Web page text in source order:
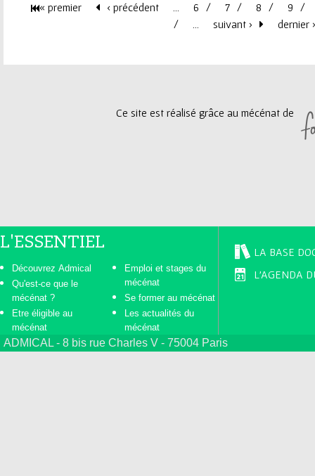
« premier ‹ précédent 6 7 8
9
suivant › dernier
Ce site est réalisé grâce au mécénat de
L'ESSENTIEL
Découvrez Admical
Qu'est-ce que le
mécénat ?
Etre éligible au
mécénat
Emploi et stages du
mécénat
Se former au mécénat
Les actualités du
mécénat
LA BASE
L'AGENDA
ADMICAL - 8 bis rue Charles V - 75004 Paris